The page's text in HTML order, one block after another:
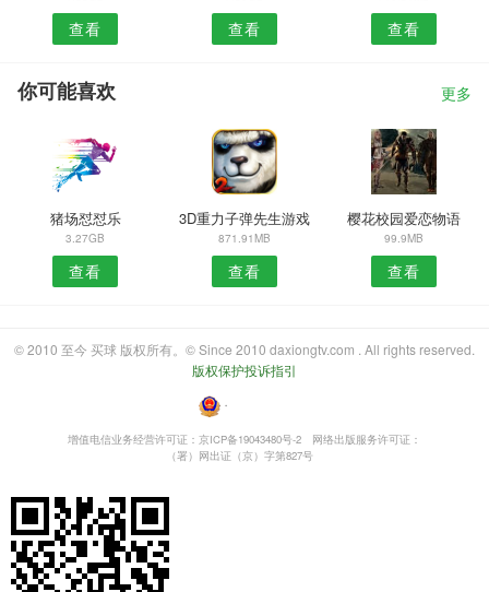
查看 查看 查看
你可能喜欢 更多
猪场怼怼乐
3.27GB
查看
3D重力子弹先生游戏
871.91MB
查看
樱花校园爱恋物语
99.9MB
查看
© 2010 至今 买球 版权所有。© Since 2010 daxiongtv.com . All rights reserved.
版权保护投诉指引
・
增值电信业务经营许可证：京ICP备19043480号-2
网络出版服务许可证：
（署）网出证（京）字第827号